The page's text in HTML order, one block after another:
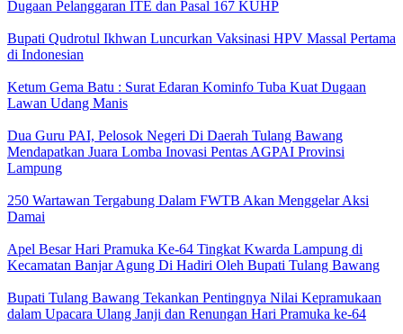
Dugaan Pelanggaran ITE dan Pasal 167 KUHP
Bupati Qudrotul Ikhwan Luncurkan Vaksinasi HPV Massal Pertama
di Indonesian
Ketum Gema Batu : Surat Edaran Kominfo Tuba Kuat Dugaan
Lawan Udang Manis
Dua Guru PAI, Pelosok Negeri Di Daerah Tulang Bawang
Mendapatkan Juara Lomba Inovasi Pentas AGPAI Provinsi
Lampung
250 Wartawan Tergabung Dalam FWTB Akan Menggelar Aksi
Damai
Apel Besar Hari Pramuka Ke-64 Tingkat Kwarda Lampung di
Kecamatan Banjar Agung Di Hadiri Oleh Bupati Tulang Bawang
Bupati Tulang Bawang Tekankan Pentingnya Nilai Kepramukaan
dalam Upacara Ulang Janji dan Renungan Hari Pramuka ke-64